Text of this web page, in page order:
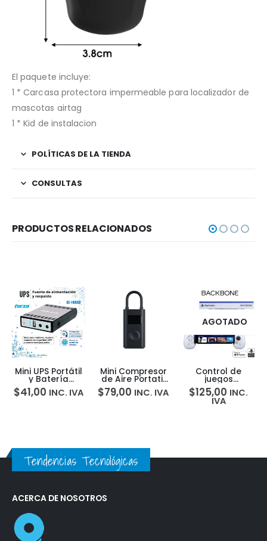
El paquete incluye:
1 * Carcasa protectora impermeable para localizador de
mascotas airtag
1 * Kid de instalacion
POLÍTICAS DE LA TIENDA
CONSULTAS
PRODUCTOS RELACIONADOS
Mini UPS Portátil
y Batería
Respaldo Router
WIFI – Forza DC-
$41,00 INC. IVA
Mini Compresor
de Aire Portatil
Recargable
Xiaomi Air
$79,00 INC. IVA
AGOTADO
Control de
juegos
Backbone One
para iPhone
PlayStation
$125,00 INC.
IVA
Tendencias Tecnológicas
ACERCA DE NOSOTROS